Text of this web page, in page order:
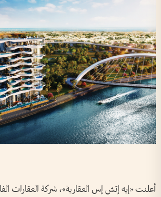
أعلنت «إيه إتش إس العقارية»، شركة العقارات